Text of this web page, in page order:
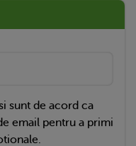
sunt de acord ca
email pentru a primi